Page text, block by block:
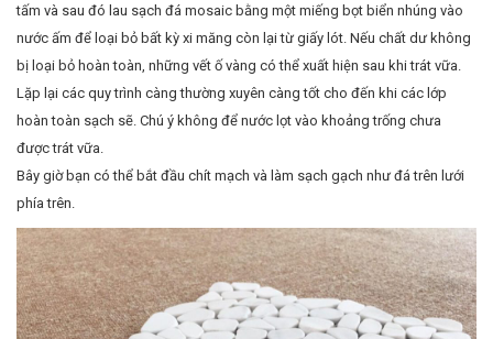
tấm và sau đó lau sạch đá mosaic bằng một miếng bọt biển nhúng vào
nước ấm để loại bỏ bất kỳ xi măng còn lại từ giấy lót. Nếu chất dư không
bị loại bỏ hoàn toàn, những vết ố vàng có thể xuất hiện sau khi trát vữa.
Lặp lại các quy trình càng thường xuyên càng tốt cho đến khi các lớp
hoàn toàn sạch sẽ. Chú ý không để nước lọt vào khoảng trống chưa
được trát vữa.
Bây giờ bạn có thể bắt đầu chít mạch và làm sạch gạch như đá trên lưới
phía trên.